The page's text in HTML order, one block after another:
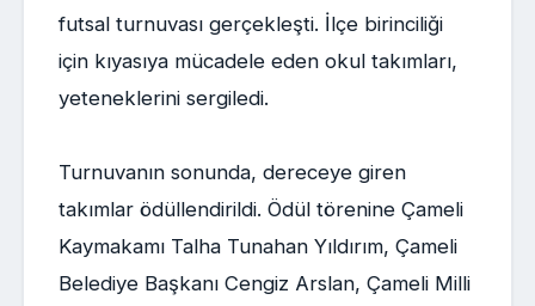
futsal turnuvası gerçekleşti. İlçe birinciliği
için kıyasıya mücadele eden okul takımları,
yeteneklerini sergiledi.
Turnuvanın sonunda, dereceye giren
takımlar ödüllendirildi. Ödül törenine Çameli
Kaymakamı Talha Tunahan Yıldırım, Çameli
Belediye Başkanı Cengiz Arslan, Çameli Milli